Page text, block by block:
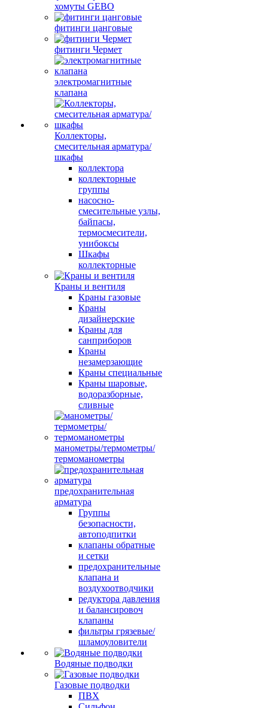
хомуты GEBO
фитинги цанговые
фитинги Чермет
электромагнитные
клапана
Коллекторы,
смесительная арматура/
шкафы
коллектора
коллекторные
группы
насосно-
смесительные узлы,
байпасы,
термосмесители,
унибоксы
Шкафы
коллекторные
Краны и вентиля
Краны газовые
Краны
дизайнерские
Краны для
санприборов
Краны
незамерзающие
Краны специальные
Краны шаровые,
водоразборные,
сливные
манометры/термометры/
термоманометры
предохранительная
арматура
Группы
безопасности,
автоподпитки
клапаны обратные
и сетки
предохранительные
клапана и
воздухоотводчики
редуктора давления
и балансировоч
клапаны
фильтры грязевые/
шламоуловители
Водяные подводки
Газовые подводки
ПВХ